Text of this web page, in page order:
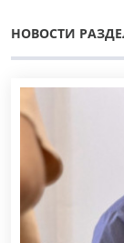
НОВОСТИ